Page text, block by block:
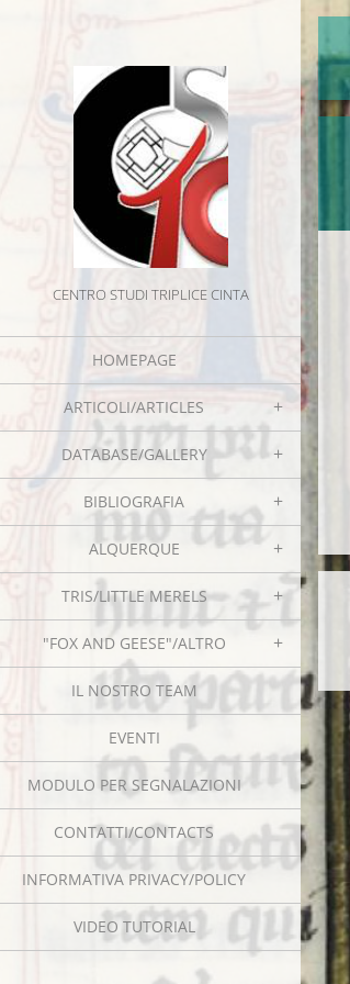
CENTRO STUDI TRIPLICE CINTA
HOMEPAGE
ARTICOLI/ARTICLES
DATABASE/GALLERY
BIBLIOGRAFIA
ALQUERQUE
TRIS/LITTLE MERELS
"FOX AND GEESE"/ALTRO
IL NOSTRO TEAM
EVENTI
MODULO PER SEGNALAZIONI
CONTATTI/CONTACTS
INFORMATIVA PRIVACY/POLICY
VIDEO TUTORIAL